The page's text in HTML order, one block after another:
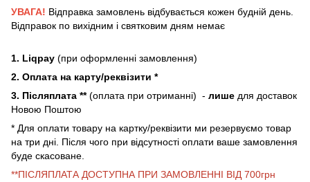
УВАГА! Відправка замовлень відбувається кожен будній день.
Відправок по вихідним і святковим дням немає
1. Liqpay (при оформленні замовлення)
2. Оплата на карту/реквізити *
3. Післяплата **(оплата при отриманні) - лише для доставок
Новою Поштою
* Для оплати товару на картку/реквізити ми резервуємо товар
на три дні. Після чого при відсутності оплати ваше замовлення
буде скасоване.
**ПІСЛЯПЛАТА ДОСТУПНА ПРИ ЗАМОВЛЕННІ ВІД 700грн